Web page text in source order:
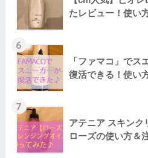
たレビュー！使い
6
「ファマコ」でス
復活できる！使い
7
アテニア スキン
ローズの使い方＆